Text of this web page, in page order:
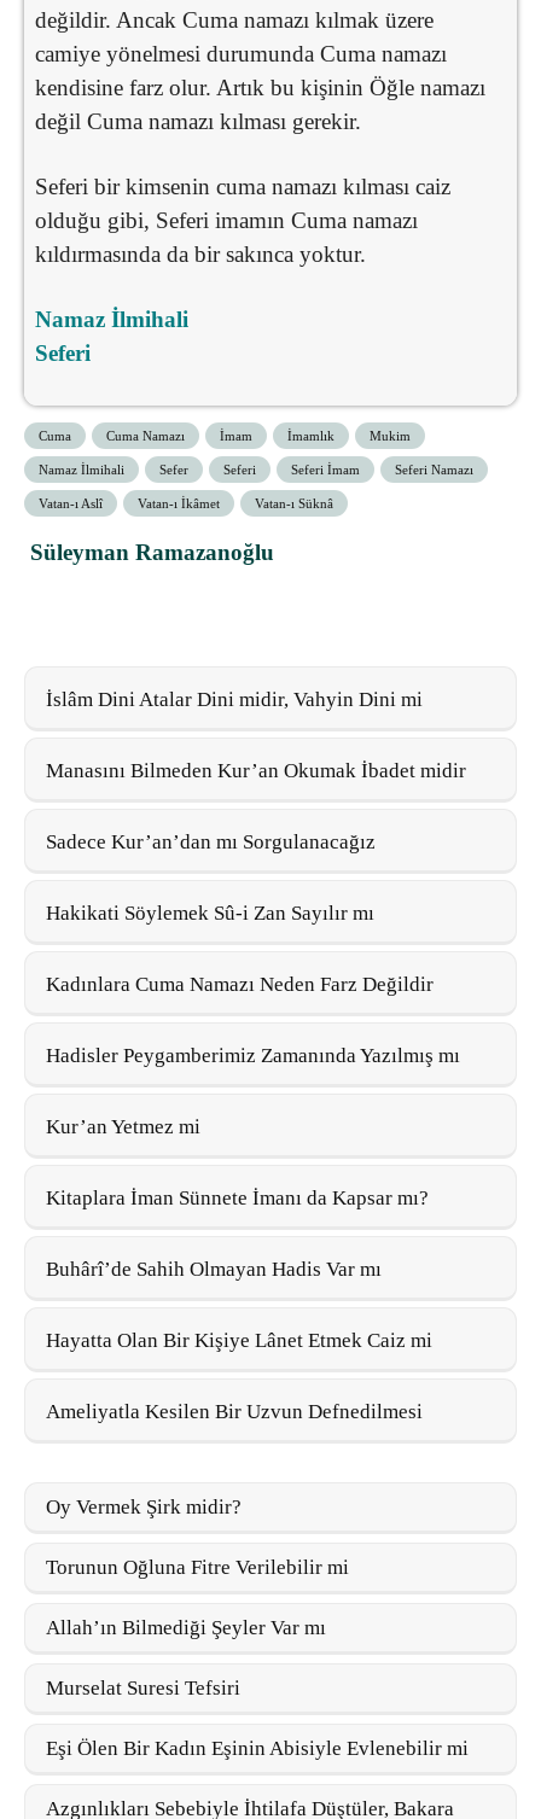
değildir. Ancak Cuma namazı kılmak üzere
camiye yönelmesi durumunda Cuma namazı
kendisine farz olur. Artık bu kişinin Öğle namazı
değil Cuma namazı kılması gerekir.
Seferi bir kimsenin cuma namazı kılması caiz
olduğu gibi, Seferi imamın Cuma namazı
kıldırmasında da bir sakınca yoktur.
Namaz İlmihali
Seferi
Cuma Cuma Namazı İmam İmamlık Mukim
Namaz İlmihali Sefer Seferi Seferi İmam Seferi Namazı
Vatan-ı Aslî Vatan-ı İkâmet Vatan-ı Süknâ
Süleyman Ramazanoğlu
İslâm Dini Atalar Dini midir, Vahyin Dini mi
Manasını Bilmeden Kur’an Okumak İbadet midir
Sadece Kur’an’dan mı Sorgulanacağız
Hakikati Söylemek Sû-i Zan Sayılır mı
Kadınlara Cuma Namazı Neden Farz Değildir
Hadisler Peygamberimiz Zamanında Yazılmış mı
Kur’an Yetmez mi
Kitaplara İman Sünnete İmanı da Kapsar mı?
Buhârî’de Sahih Olmayan Hadis Var mı
Hayatta Olan Bir Kişiye Lânet Etmek Caiz mi
Ameliyatla Kesilen Bir Uzvun Defnedilmesi
Oy Vermek Şirk midir?
Torunun Oğluna Fitre Verilebilir mi
Allah’ın Bilmediği Şeyler Var mı
Murselat Suresi Tefsiri
Eşi Ölen Bir Kadın Eşinin Abisiyle Evlenebilir mi
Azgınlıkları Sebebiyle İhtilafa Düştüler, Bakara